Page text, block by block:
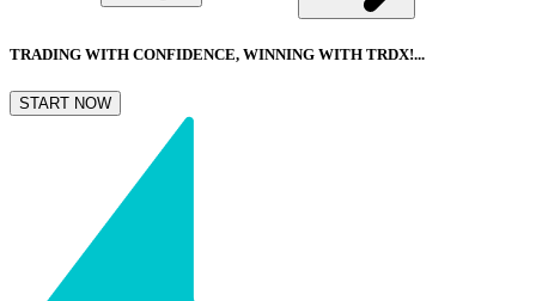
TRADING WITH CONFIDENCE, WINNING WITH TRDX!...
START NOW